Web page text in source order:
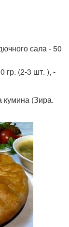
сала - 50
гр. (2-3 шт. ), -
кумина (Зира.